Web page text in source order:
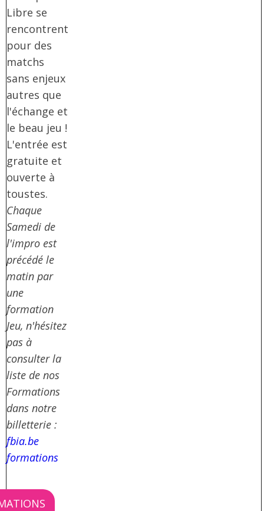
Libre se
rencontrent
pour des
matchs
sans enjeux
autres que
l'échange et
le beau jeu !
L'entrée est
gratuite et
ouverte à
toustes.
Chaque
Samedi de
l'impro est
précédé le
matin par
une
formation
Jeu, n'hésitez
pas à
consulter la
liste de nos
Formations
dans notre
billetterie :
fbia.be
formations